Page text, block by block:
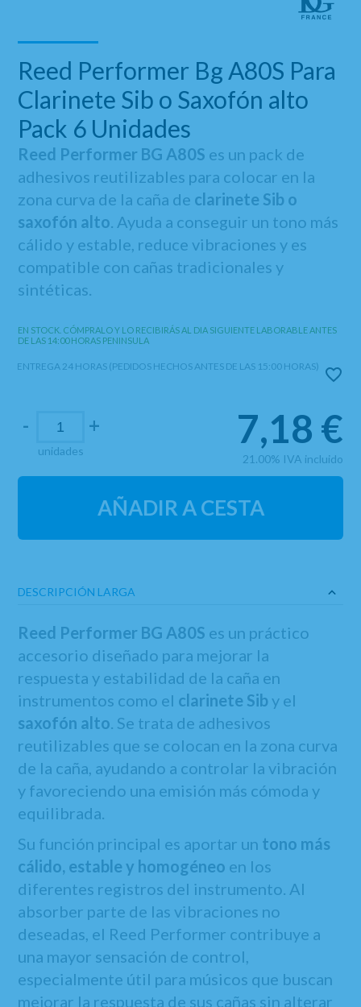
Reed Performer Bg A80S Para
Clarinete Sib o Saxofón alto
Pack 6 Unidades
Reed Performer BG A80S es un pack de
adhesivos reutilizables para colocar en la
zona curva de la caña de clarinete Sib o
saxofón alto. Ayuda a conseguir un tono más
cálido y estable, reduce vibraciones y es
compatible con cañas tradicionales y
sintéticas.
EN STOCK. CÓMPRALO Y LO RECIBIRÁS AL DIA SIGUIENTE LABORABLE ANTES
DE LAS 14:00 HORAS PENINSULA
ENTREGA 24 HORAS (PEDIDOS HECHOS ANTES DE LAS 15:00 HORAS)
-
unidades
+ 7,18 €
21.00% IVA incluido
AÑADIR A CESTA
DESCRIPCIÓN LARGA
Reed Performer BG A80S es un práctico
accesorio diseñado para mejorar la
respuesta y estabilidad de la caña en
instrumentos como el clarinete Sib y el
saxofón alto. Se trata de adhesivos
reutilizables que se colocan en la zona curva
de la caña, ayudando a controlar la vibración
y favoreciendo una emisión más cómoda y
equilibrada.
Su función principal es aportar un tono más
cálido, estable y homogéneo en los
diferentes registros del instrumento. Al
absorber parte de las vibraciones no
deseadas, el Reed Performer contribuye a
una mayor sensación de control,
especialmente útil para músicos que buscan
mejorar la respuesta de sus cañas sin alterar